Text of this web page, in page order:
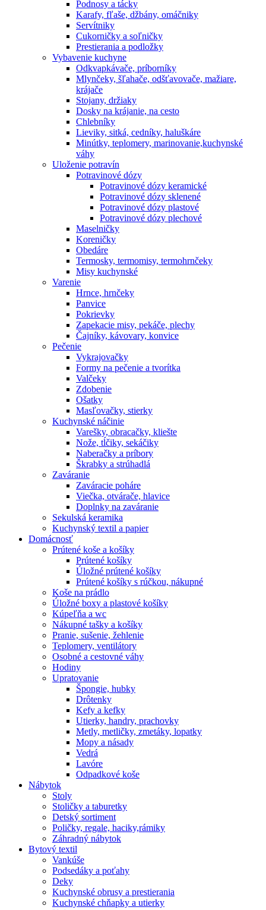
Podnosy a tácky
Karafy, fľaše, džbány, omáčniky
Servítniky
Cukorničky a soľničky
Prestierania a podložky
Vybavenie kuchyne
Odkvapkávače, príborníky
Mlynčeky, šľahače, odšťavovače, mažiare,
krájače
Stojany, držiaky
Dosky na krájanie, na cesto
Chlebníky
Lieviky, sitká, cedníky, haluškáre
Minútky, teplomery, marinovanie,kuchynské
váhy
Uloženie potravín
Potravinové dózy
Potravinové dózy keramické
Potravinové dózy sklenené
Potravinové dózy plastové
Potravinové dózy plechové
Maselničky
Koreničky
Obedáre
Termosky, termomisy, termohrnčeky
Misy kuchynské
Varenie
Hrnce, hrnčeky
Panvice
Pokrievky
Zapekacie misy, pekáče, plechy
Čajníky, kávovary, konvice
Pečenie
Vykrajovačky
Formy na pečenie a tvorítka
Valčeky
Zdobenie
Ošatky
Masľovačky, stierky
Kuchynské náčinie
Varešky, obracačky, kliešte
Nože, tĺčiky, sekáčiky
Naberačky a príbory
Škrabky a strúhadlá
Zaváranie
Zaváracie poháre
Viečka, otvárače, hlavice
Doplnky na zaváranie
Sekulská keramika
Kuchynský textil a papier
Domácnosť
Prútené koše a košíky
Prútené košíky
Úložné prútené košíky
Prútené košíky s rúčkou, nákupné
Koše na prádlo
Úložné boxy a plastové košíky
Kúpeľňa a wc
Nákupné tašky a košíky
Pranie, sušenie, žehlenie
Teplomery, ventilátory
Osobné a cestovné váhy
Hodiny
Upratovanie
Špongie, hubky
Drôtenky
Kefy a kefky
Utierky, handry, prachovky
Metly, metličky, zmetáky, lopatky
Mopy a násady
Vedrá
Lavóre
Odpadkové koše
Nábytok
Stoly
Stoličky a taburetky
Detský sortiment
Poličky, regale, haciky,rámiky
Záhradný nábytok
Bytový textil
Vankúše
Podsedáky a poťahy
Deky
Kuchynské obrusy a prestierania
Kuchynské chňapky a utierky